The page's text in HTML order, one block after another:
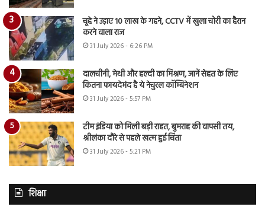
चूहे ने उड़ाए 10 लाख के गहने, CCTV में खुला चोरी का हैरान
करने वाला राज
31 July 2026 - 6:26 PM
दालचीनी, मेथी और हल्दी का मिश्रण, जानें सेहत के लिए
कितना फायदेमंद है ये नेचुरल कॉम्बिनेशन
31 July 2026 - 5:57 PM
टीम इंडिया को मिली बड़ी राहत, बुमराह की वापसी तय,
श्रीलंका दौरे से पहले खत्म हुई चिंता
31 July 2026 - 5:21 PM
शिक्षा